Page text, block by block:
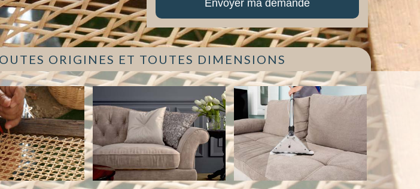
ORIGINES ET TOUTES DIMENSIONS